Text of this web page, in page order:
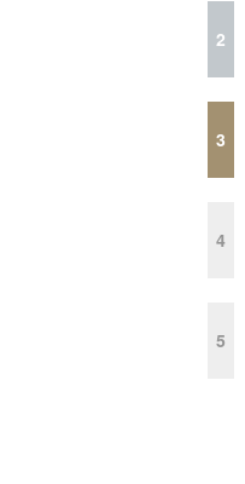
2
3
4
5